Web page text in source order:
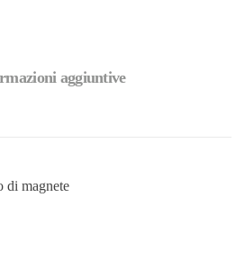
aggiuntive
di magnete